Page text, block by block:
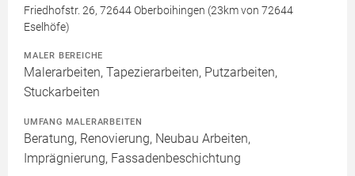
Friedhofstr. 26, 72644 Oberboihingen (23km von 72644
Eselhöfe)
MALER BEREICHE
Malerarbeiten, Tapezierarbeiten, Putzarbeiten,
Stuckarbeiten
UMFANG MALERARBEITEN
Beratung, Renovierung, Neubau Arbeiten,
Imprägnierung, Fassadenbeschichtung